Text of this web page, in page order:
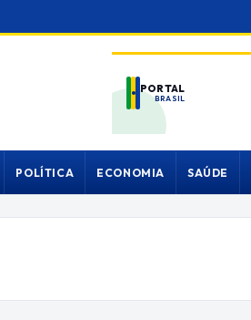
PORTAL
BRASIL
POLÍTICA ECONOMIA SAÚDE